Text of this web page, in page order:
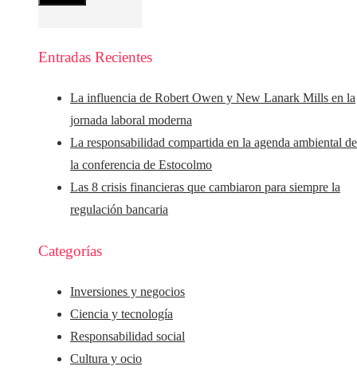
Entradas Recientes
La influencia de Robert Owen y New Lanark Mills en la
jornada laboral moderna
La responsabilidad compartida en la agenda ambiental
la conferencia de Estocolmo
Las 8 crisis financieras que cambiaron para siempre la
regulación bancaria
Categorías
Inversiones y negocios
Ciencia y tecnología
Responsabilidad social
Cultura y ocio